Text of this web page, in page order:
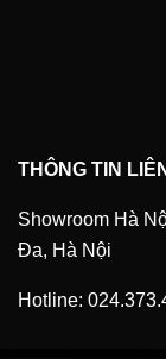
THÔNG TIN
Showroom Hà
Đa, Hà Nội
Hotline: